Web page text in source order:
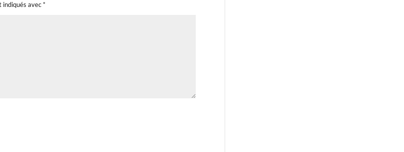
indiqués avec*